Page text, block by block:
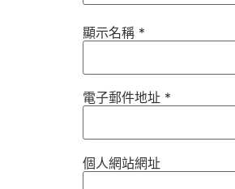
顯示名稱 *
電子郵件地址 *
個人網站網址